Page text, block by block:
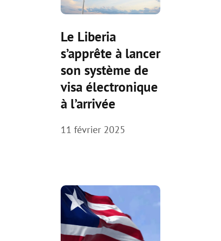
Le Liberia
s’apprête à lancer
son système de
visa électronique
à l’arrivée
11 février 2025